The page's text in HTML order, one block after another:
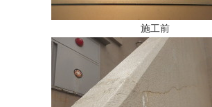
施工前